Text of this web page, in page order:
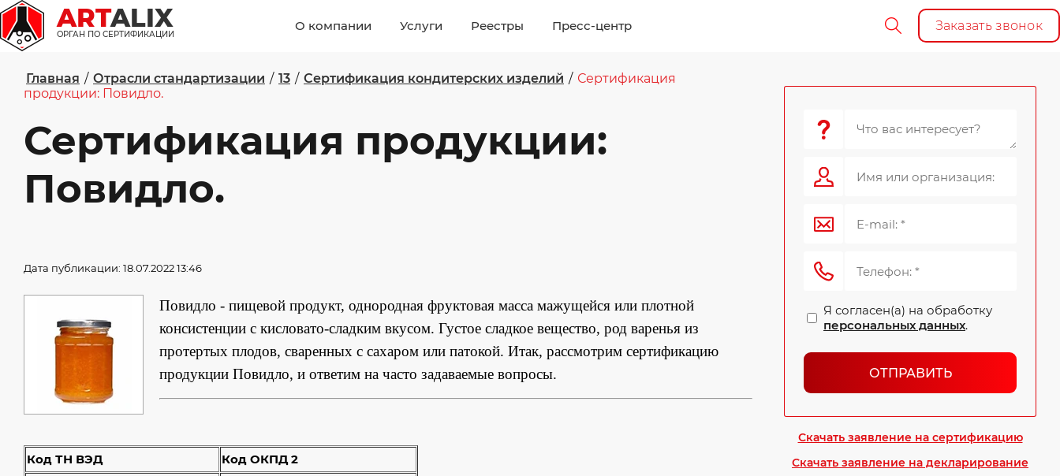
ARTALIX
ОРГАН ПО СЕРТИФИКАЦИИ
О компании Услуги Реестры Пресс-центр Заказать звонок
Главная / Отрасли стандартизации / 13 / Сертификация кондитерских изделий / Сертификация
продукции: Повидло.
Сертификация продукции:
Повидло.
Дата публикации: 18.07.2022 13:46
Повидло - пищевой продукт, однородная фруктовая масса мажущейся или плотной
консистенции с кисловато-сладким вкусом. Густое сладкое вещество, род варенья из
протертых плодов, сваренных с сахаром или патокой. Итак, рассмотрим сертификацию
продукции Повидло, и ответим на часто задаваемые вопросы.
Код ТН ВЭД
Код ОКПД 2
Я согласен(а) на обработку
персональных данных.
ОТПРАВИТЬ
Скачать заявление на сертификацию
Скачать заявление на декларирование